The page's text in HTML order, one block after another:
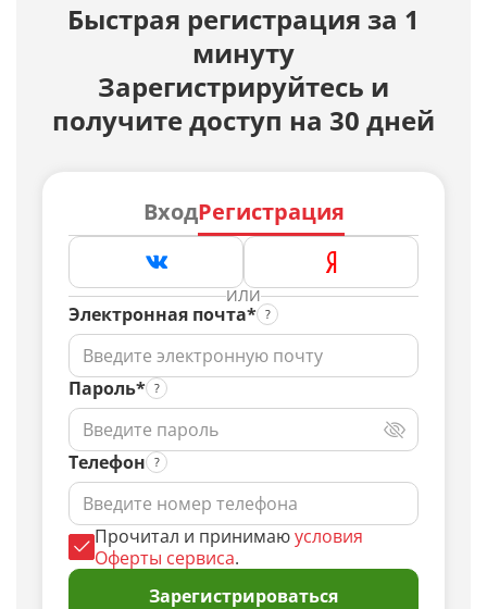
Быстрая регистрация за 1
минуту
Зарегистрируйтесь и
получите доступ на 30 дней
ВходРегистрация
ИЛИ
Электронная почта*
Пароль*
Телефон
Прочитал и принимаюусловия
Оферты сервиса.
Зарегистрироваться